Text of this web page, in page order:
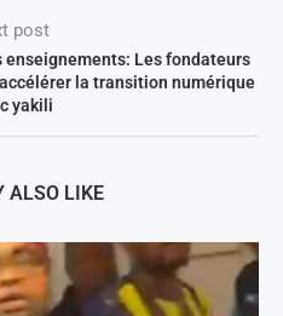
post
Les fondateurs
accélérer la transition numérique
yakili
ALSO LIKE